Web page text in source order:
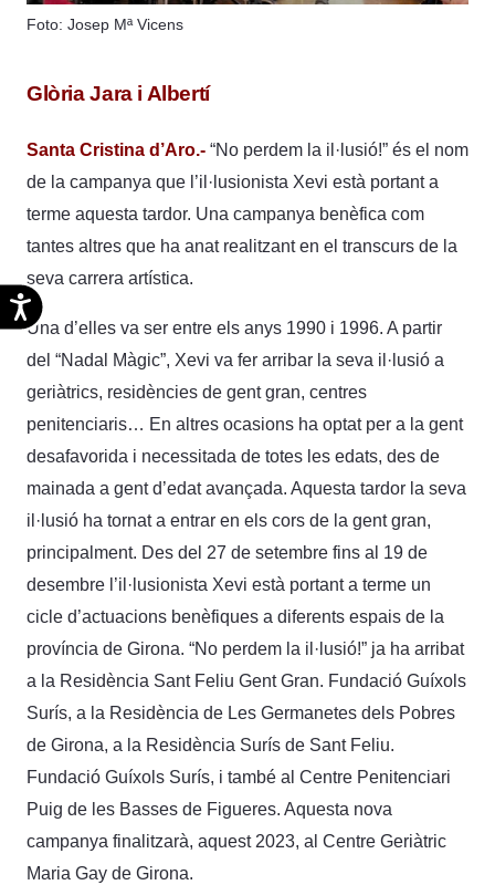
Accesibilidad
Foto: Josep Mª Vicens
Glòria Jara i Albertí
Santa Cristina d’Aro.- “No perdem la il·lusió!” és el nom
de la campanya que l’il·lusionista Xevi està portant a
terme aquesta tardor. Una campanya benèfica com
tantes altres que ha anat realitzant en el transcurs de la
seva carrera artística.
Una d’elles va ser entre els anys 1990 i 1996. A partir
del “Nadal Màgic”, Xevi va fer arribar la seva il·lusió a
geriàtrics, residències de gent gran, centres
penitenciaris… En altres ocasions ha optat per a la gent
desafavorida i necessitada de totes les edats, des de
mainada a gent d’edat avançada. Aquesta tardor la seva
il·lusió ha tornat a entrar en els cors de la gent gran,
principalment. Des del 27 de setembre fins al 19 de
desembre l’il·lusionista Xevi està portant a terme un
cicle d’actuacions benèfiques a diferents espais de la
província de Girona. “No perdem la il·lusió!” ja ha arribat
a la Residència Sant Feliu Gent Gran. Fundació Guíxols
Surís, a la Residència de Les Germanetes dels Pobres
de Girona, a la Residència Surís de Sant Feliu.
Fundació Guíxols Surís, i també al Centre Penitenciari
Puig de les Basses de Figueres. Aquesta nova
campanya finalitzarà, aquest 2023, al Centre Geriàtric
Maria Gay de Girona.